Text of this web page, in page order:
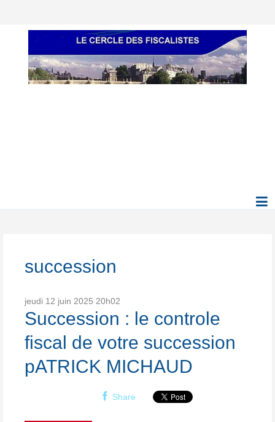
succession
jeudi 12 juin 2025 20h02
Succession : le controle
fiscal de votre succession
pATRICK MICHAUD
Share